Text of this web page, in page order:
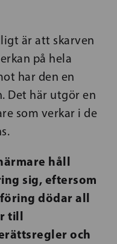
är att skarven
på hela
har den en
Det här utgör en
som verkar i de
håll
sig, eftersom
dödar all
till
och